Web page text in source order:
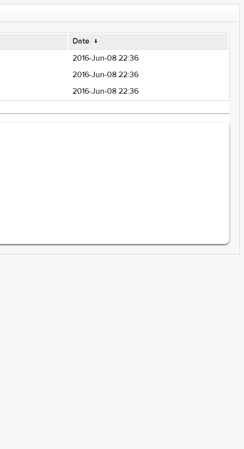
Date ↓
2016-Jun-08 22:36
2016-Jun-08 22:36
2016-Jun-08 22:36